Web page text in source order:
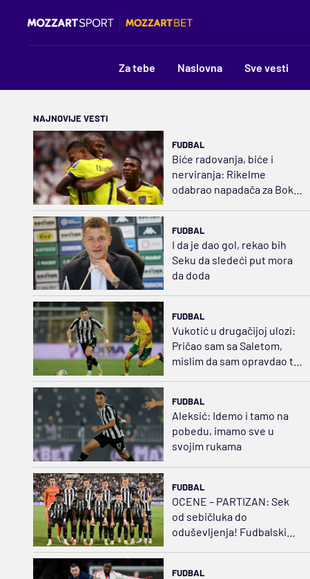
Za tebe Naslovna Sve vesti
NAJNOVIJE VESTI
FUDBAL
Biće radovanja, biće i
nerviranja: Rikelme
odabrao napadača za Boku
FUDBAL
I da je dao gol, rekao bih
Seku da sledeći put mora
da doda
FUDBAL
Vukotić u drugačijoj ulozi:
Pričao sam sa Saletom,
mislim da sam opravdao tu
FUDBAL
Aleksić: Idemo i tamo na
pobedu, imamo sve u
svojim rukama
FUDBAL
OCENE – PARTIZAN: Sek
od sebičluka do
oduševljenja! Fudbalski
FUDBAL